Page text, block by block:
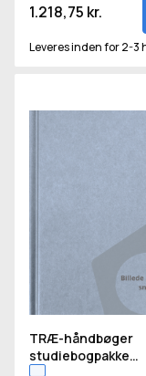
1.218,75 kr.
TRÆ-håndbøger
studiebogpakke